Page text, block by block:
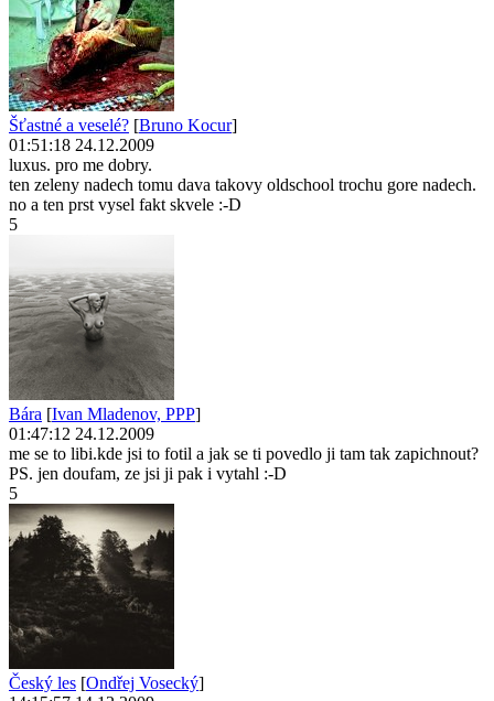
Šťastné a veselé? [Bruno Kocur]
01:51:18 24.12.2009
luxus. pro me dobry.
ten zeleny nadech tomu dava takovy oldschool trochu gore nadech.
no a ten prst vysel fakt skvele :-D
5
Bára [Ivan Mladenov, PPP]
01:47:12 24.12.2009
me se to libi.kde jsi to fotil a jak se ti povedlo ji tam tak zapichnout?
PS. jen doufam, ze jsi ji pak i vytahl :-D
5
Český les [Ondřej Vosecký]